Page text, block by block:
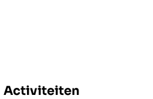
Activiteiten